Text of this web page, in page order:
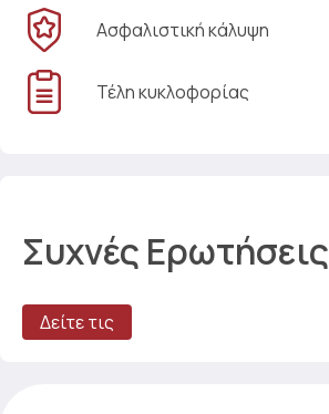
Ασφαλιστική κάλυψη
Τέλη κυκλοφορίας
Συχνές Ερωτήσεις
Δείτε τις